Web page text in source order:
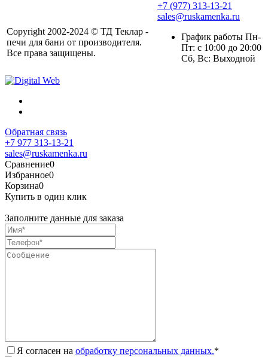
Copyright 2002-2024 © ТД Теклар -
печи для бани от производителя.
Все права защищены.
+7 (977) 313-13-21
sales@ruskamenka.ru
График работы Пн-
Пт: с 10:00 до 20:00
Сб, Вс: Выходной
Обратная связь
+7 977 313-13-21
sales@ruskamenka.ru
Сравнение0
Избранное0
Корзина0
Купить в один клик
Заполните данные для заказа
Я согласен на обработку персональных данных.*